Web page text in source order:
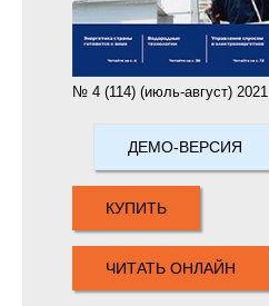
№ 4 (114) (июль-август) 2021
ДЕМО-ВЕРСИЯ
КУПИТЬ
ЧИТАТЬ ОНЛАЙН